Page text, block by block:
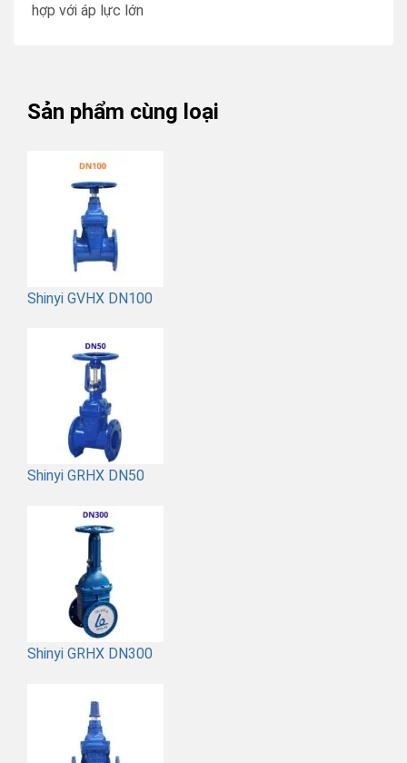
hợp với áp lực lớn
Sản phẩm cùng loại
Shinyi GVHX DN100
Shinyi GRHX DN50
Shinyi GRHX DN300